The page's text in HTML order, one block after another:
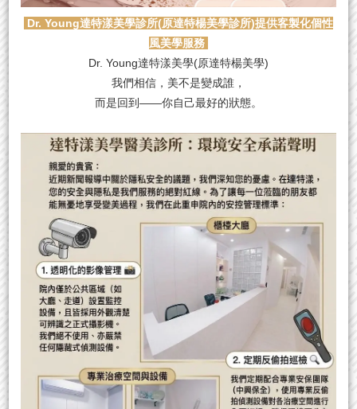
Dr. Young達特漾美學診所(原達特楊美學診所)提供客製化個性
風美學服務
Dr. Young達特漾美學(原達特楊美學)
我們相信，美不是變成誰，
而是回到——你自己最好的狀態。